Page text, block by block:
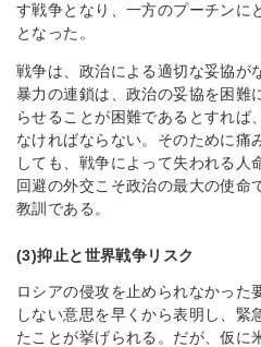
す戦争となり、一方のプーチンに
となった。
戦争は、政治による適切な妥協が
暴力の連鎖は、政治の妥協を困難
らせることが困難であるとすれば
なければならない。そのために痛
しても、戦争によって失われる人
回避の外交こそ政治の最大の使
教訓である。
(3)抑止と世界戦争リスク
ロシアの侵攻を止められなかった
しない意思を早くから表明し、緊
たことが挙げられる。だが、仮に